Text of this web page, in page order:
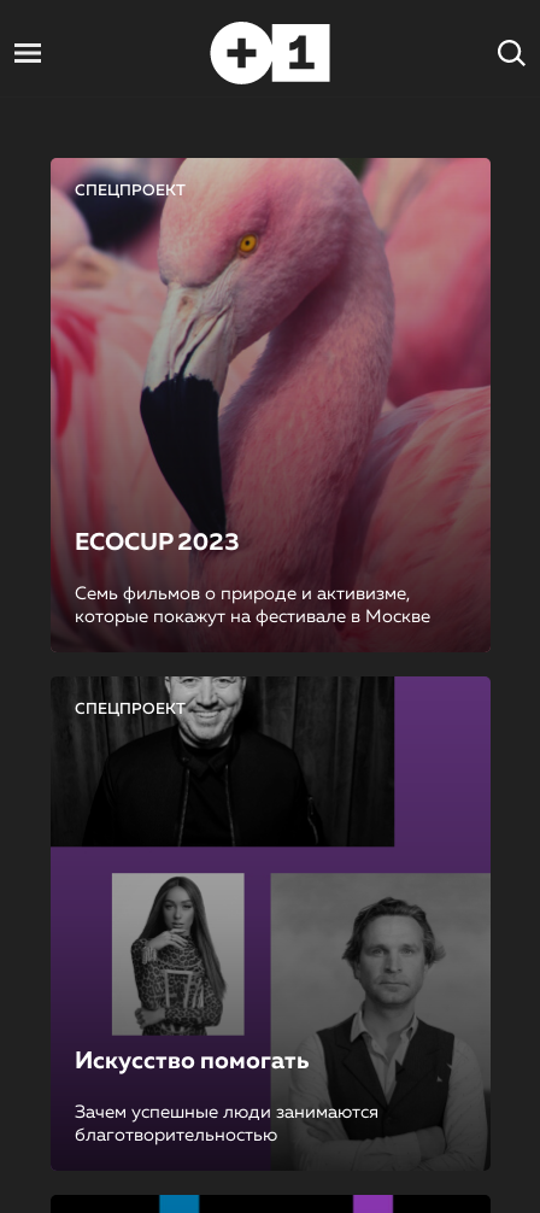
СПЕЦПРОЕКТ
ECOCUP 2023
Семь фильмов о природе и активизме,
которые покажут на фестивале в Москве
СПЕЦПРОЕКТ
Искусство помогать
Зачем успешные люди занимаются
благотворительностью